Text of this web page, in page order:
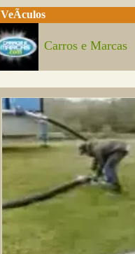
VeÃ­culos
Carros e Marcas